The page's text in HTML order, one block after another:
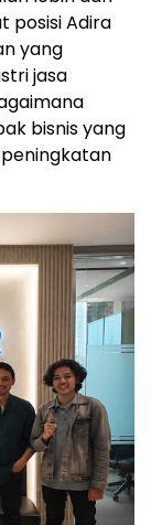
posisi Adira
yang
jasa
bisnis yang